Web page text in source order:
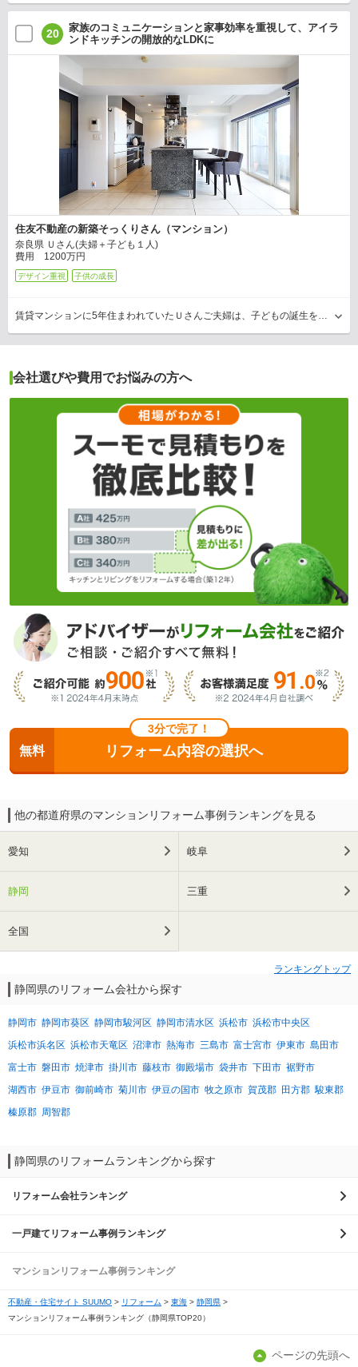
20
家族のコミュニケーションと家事効率を重視して、アイラ
ンドキッチンの開放的なLDKに
住友不動産の新築そっくりさん（マンション）
奈良県 Ｕさん(夫婦＋子ども１人)
費用 1200万円
デザイン重視 子供の成長
賃貸マンションに5年住まわれていたＵさんご夫婦は、子どもの誕生を機に住まいの購入を検討していた。数ある選択肢の中から、駅から近く新築より割安感のある中古マンションの購入を決意。築…
会社選びや費用でお悩みの方へ
無料
3分で完了！
リフォーム内容の選択へ
他の都道府県のマンションリフォーム事例ランキングを見る
愛知 岐阜
静岡 三重
全国
ランキングトップ
静岡県のリフォーム会社から探す
静岡市 静岡市葵区 静岡市駿河区 静岡市清水区 浜松市 浜松市中央区
浜松市浜名区 浜松市天竜区 沼津市 熱海市 三島市 富士宮市 伊東市 島田市
富士市 磐田市 焼津市 掛川市 藤枝市 御殿場市 袋井市 下田市 裾野市
湖西市 伊豆市 御前崎市 菊川市 伊豆の国市 牧之原市 賀茂郡 田方郡 駿東郡
榛原郡 周智郡
静岡県のリフォームランキングから探す
リフォーム会社ランキング
一戸建てリフォーム事例ランキング
マンションリフォーム事例ランキング
不動産・住宅サイト SUUMO リフォーム 東海
静岡県
マンションリフォーム事例ランキング（静岡県TOP20）
ページの先頭へ